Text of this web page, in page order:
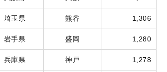
埼玉県 熊谷 1,306
岩手県 盛岡 1,280
兵庫県 神戸 1,278